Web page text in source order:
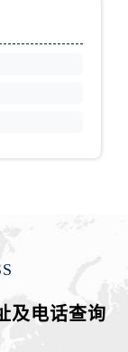
新疆维吾尔自治区胡杨河市胡杨河市胡杨路浪琴售后服务中心（需提前预约）
及电话查询